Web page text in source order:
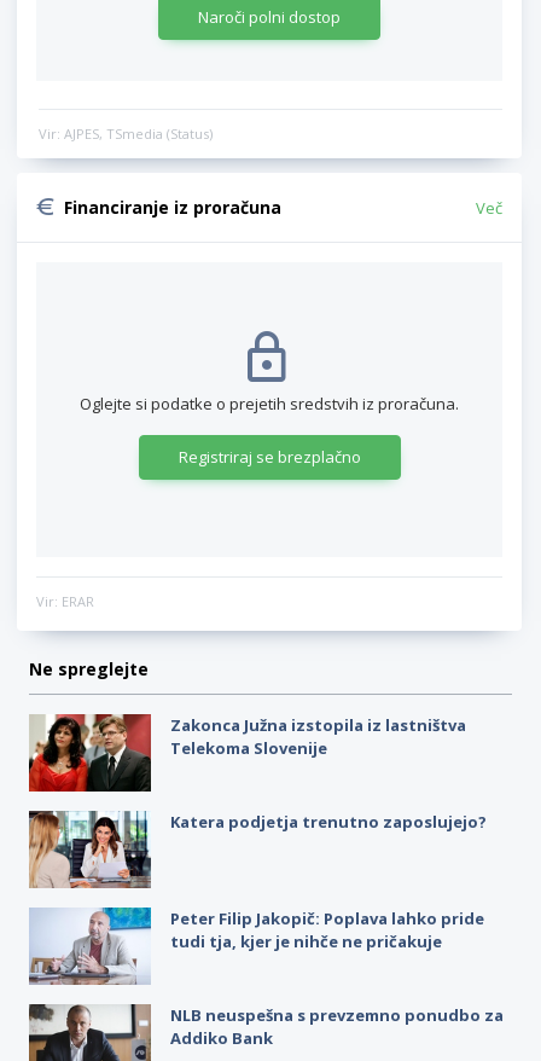
Naroči polni dostop
Vir: AJPES, TSmedia (Status)
Financiranje iz proračuna Več
Oglejte si podatke o prejetih sredstvih iz proračuna.
Registriraj se brezplačno
Vir: ERAR
Ne spreglejte
Zakonca Južna izstopila iz lastništva
Telekoma Slovenije
Katera podjetja trenutno zaposlujejo?
Peter Filip Jakopič: Poplava lahko pride
tudi tja, kjer je nihče ne pričakuje
NLB neuspešna s prevzemno ponudbo za
Addiko Bank